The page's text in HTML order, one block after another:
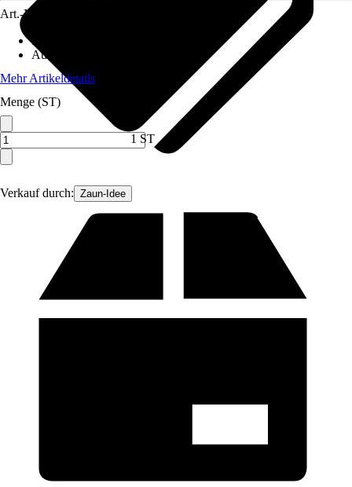
Verkauf durch: Zaun-Idee
Art.-Nr.
Material
Ausführung
Mehr Artikeldetails
Menge (ST)
1 ST